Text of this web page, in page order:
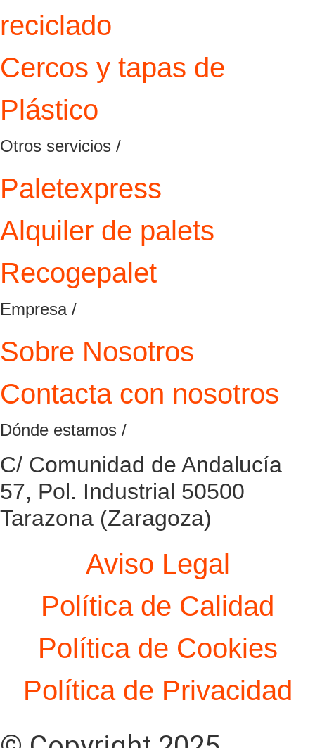
reciclado
Cercos y tapas de
Plástico
Otros servicios /
Paletexpress
Alquiler de palets
Recogepalet
Empresa /
Sobre Nosotros
Contacta con nosotros
Dónde estamos /
C/ Comunidad de Andalucía
57, Pol. Industrial 50500
Tarazona (Zaragoza)
Aviso Legal
Política de Calidad
Política de Cookies
Política de Privacidad